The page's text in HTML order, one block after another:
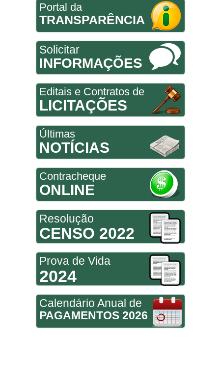
Portal da
TRANSPARÊNCIA
Solicitar
INFORMAÇÕES
Editais e Contratos de
LICITAÇÕES
Últimas
NOTÍCIAS
Contracheque
ONLINE
Resolução
CENSO 2022
Prova de Vida
2024
Calendário Anual de
PAGAMENTOS 2026